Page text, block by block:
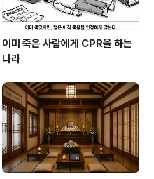
이미 죽은 사람에게 CPR을 하는
나라